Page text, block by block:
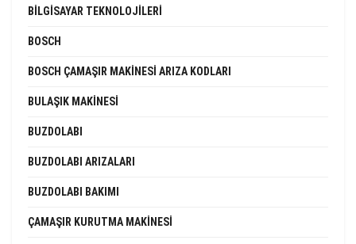
BILGISAYAR TEKNOLOJILERI
BOSCH
BOSCH ÇAMAŞIR MAKINESI ARIZA KODLARI
BULAŞIK MAKINESI
BUZDOLABI
BUZDOLABI ARIZALARI
BUZDOLABI BAKIMI
ÇAMAŞIR KURUTMA MAKINESI